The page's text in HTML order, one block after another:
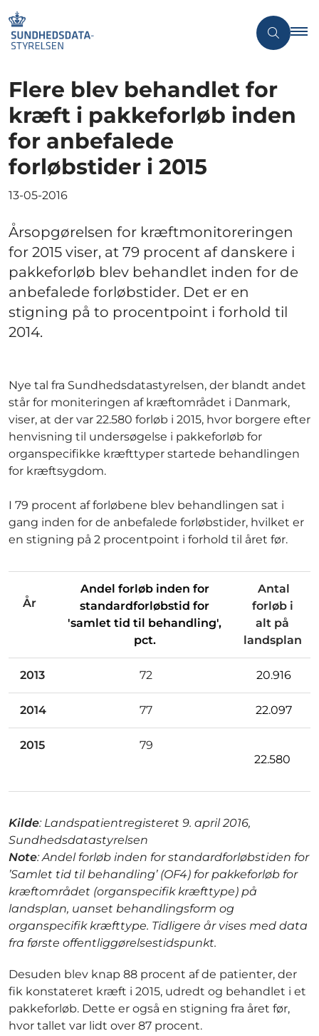
Flere blev behandlet for
kræft i pakkeforløb inden
for anbefalede
forløbstider i 2015
13-05-2016
Årsopgørelsen for kræftmonitoreringen
for 2015 viser, at 79 procent af danskere i
pakkeforløb blev behandlet inden for de
anbefalede forløbstider. Det er en
stigning på to procentpoint i forhold til
2014.
Nye tal fra Sundhedsdatastyrelsen, der blandt andet
står for moniteringen af kræftområdet i Danmark,
viser, at der var 22.580 forløb i 2015, hvor borgere efter
henvisning til undersøgelse i pakkeforløb for
organspecifikke kræfttyper startede behandlingen
for kræftsygdom.
I 79 procent af forløbene blev behandlingen sat i
gang inden for de anbefalede forløbstider, hvilket er
en stigning på 2 procentpoint i forhold til året før.
År
Andel forløb inden for
standardforløbstid for
'samlet tid til behandling',
pct.
Antal
forløb i
alt på
landsplan
2013 72 20.916
2014 77 22.097
2015
79
22.580
Kilde: Landspatientregisteret 9. april 2016,
Sundhedsdatastyrelsen
Note: Andel forløb inden for standardforløbstiden for
’Samlet tid til behandling’ (OF4) for pakkeforløb for
kræftområdet (organspecifik kræfttype) på
landsplan, uanset behandlingsform og
organspecifik kræfttype. Tidligere år vises med data
fra første offentliggørelsestidspunkt.
Desuden blev knap 88 procent af de patienter, der
fik konstateret kræft i 2015, udredt og behandlet i et
pakkeforløb. Dette er også en stigning fra året før,
hvor tallet var lidt over 87 procent.